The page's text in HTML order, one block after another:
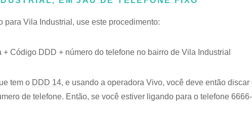
para Vila Industrial, use este procedimento:
Código DDD + número do telefone no bairro de Vila Industrial
tem o DDD 14, e usando a operadora Vivo, você deve então
de telefone. Então, se você estiver ligando para o telefone